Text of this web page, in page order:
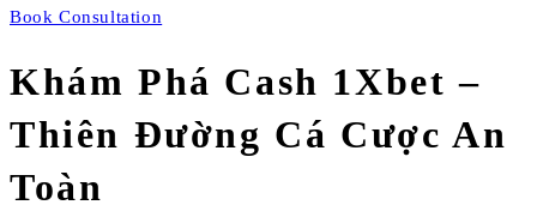
Book Consultation
Khám Phá Cash 1Xbet –
Thiên Đường Cá Cược An
Toàn